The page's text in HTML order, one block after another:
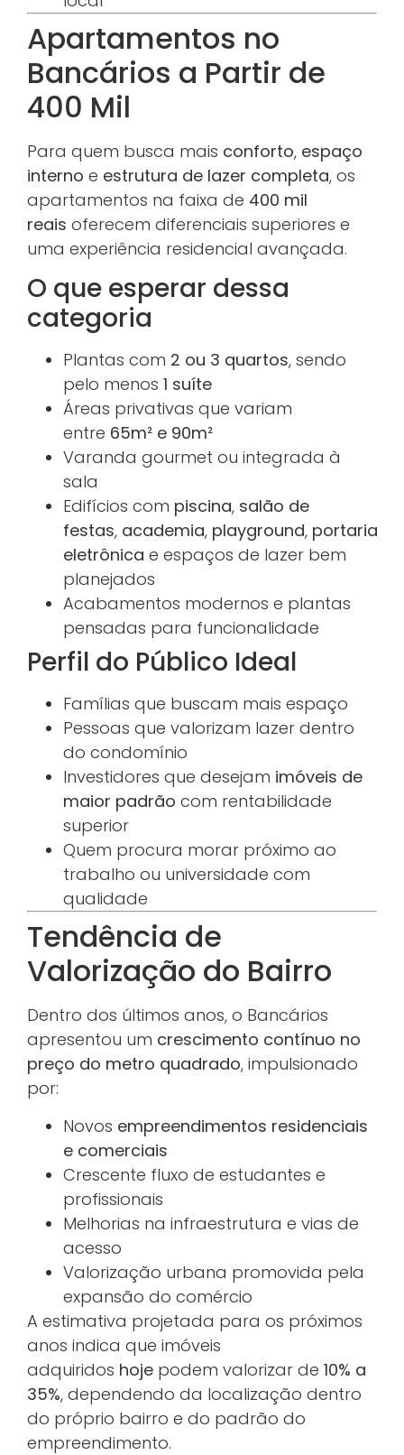
Apartamentos no
Bancários a Partir de
400 Mil
Para quem busca mais conforto, espaço
interno e estrutura de lazer completa, os
apartamentos na faixa de 400 mil
reais oferecem diferenciais superiores e
uma experiência residencial avançada.
O que esperar dessa
categoria
Plantas com 2 ou 3 quartos, sendo
pelo menos 1 suíte
Áreas privativas que variam
entre 65m² e 90m²
Varanda gourmet ou integrada à
sala
Edifícios com piscina, salão de
festas, academia, playground, portaria
eletrônica e espaços de lazer bem
planejados
Acabamentos modernos e plantas
pensadas para funcionalidade
Perfil do Público Ideal
Famílias que buscam mais espaço
Pessoas que valorizam lazer dentro
do condomínio
Investidores que desejam imóveis de
maior padrão com rentabilidade
superior
Quem procura morar próximo ao
trabalho ou universidade com
qualidade
Tendência de
Valorização do Bairro
Dentro dos últimos anos, o Bancários
apresentou um crescimento contínuo no
preço do metro quadrado, impulsionado
por:
Novos empreendimentos residenciais
e comerciais
Crescente fluxo de estudantes e
profissionais
Melhorias na infraestrutura e vias de
acesso
Valorização urbana promovida pela
expansão do comércio
A estimativa projetada para os próximos
anos indica que imóveis
adquiridos hoje podem valorizar de 10% a
35%, dependendo da localização dentro
do próprio bairro e do padrão do
empreendimento.